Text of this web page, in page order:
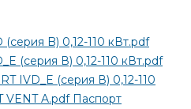
B) 0,12-110 кВт.pdf
(серия В) 0,12-110 кВт.pdf
IVD_E (серия В) 0,12-110
VENT A.pdf Паспорт